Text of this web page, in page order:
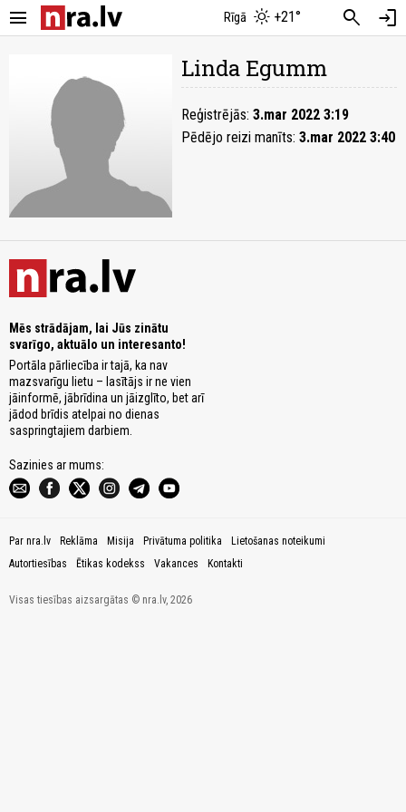
menu Rīgā +21° search login
Linda Egumm
Reģistrējās: 3.mar 2022 3:19
Pēdējo reizi manīts: 3.mar 2022 3:40
Mēs strādājam, lai Jūs zinātu
svarīgo, aktuālo un interesanto!
Portāla pārliecība ir tajā, ka nav
mazsvarīgu lietu – lasītājs ir ne vien
jāinformē, jābrīdina un jāizglīto, bet arī
jādod brīdis atelpai no dienas
saspringtajiem darbiem.
Sazinies ar mums:
Par nra.lv Reklāma Misija Privātuma politika
Lietošanas noteikumi
Autortiesības
Ētikas kodekss Vakances Kontakti
Visas tiesības aizsargātas © nra.lv, 2026